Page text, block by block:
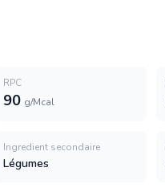
RPC
90 g/Mcal
Ingredient secondaire
Légumes